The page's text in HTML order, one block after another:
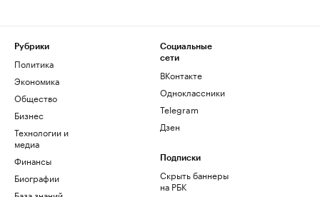
Рубрики
Политика
Экономика
Общество
Бизнес
Технологии и
медиа
Финансы
Биографии
Социальные
сети
ВКонтакте
Одноклассники
Telegram
Дзен
Подписки
Скрыть баннеры
на РБК